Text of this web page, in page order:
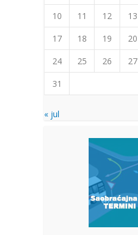
10
11 12 13
17
18 19 20
24
25 26 27
31
« jul